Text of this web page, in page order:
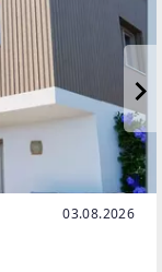
03.08.2026